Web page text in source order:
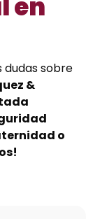
dudas sobre
&
o